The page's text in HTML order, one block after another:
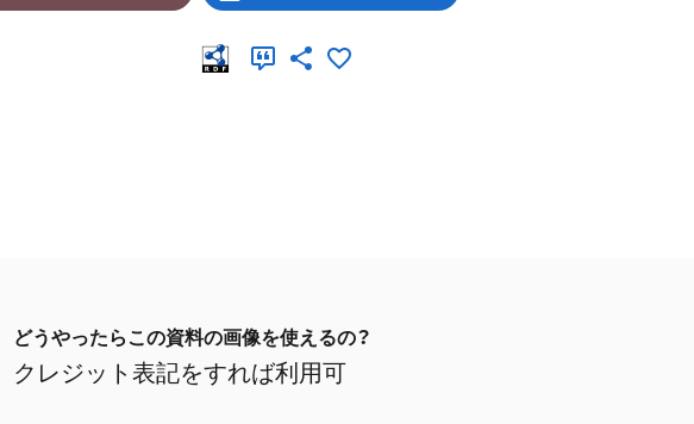
どうやったらこの資料の画像を使えるの？
クレジット表記をすれば利用可